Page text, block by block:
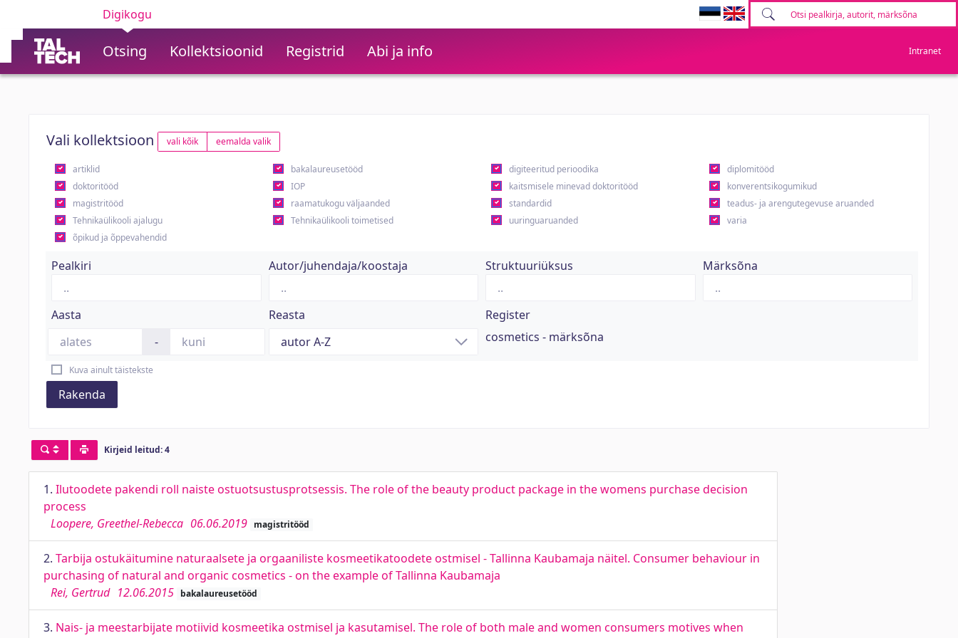
Digikogu
Otsing Kollektsioonid Registrid Abi ja info Intranet
Vali kollektsioon vali kõik eemalda valik
artiklid bakalaureusetööd digiteeritud perioodika
diplomitööd
doktoritööd
IOP kaitsmisele minevad doktoritööd
konverentsikogumikud
magistritööd
raamatukogu väljaanded standardid
teadus- ja arengutegevuse aruanded
Tehnikaülikooli ajalugu
Tehnikaülikooli toimetised uuringuaruanded
varia
õpikud ja õppevahendid
Pealkiri Autor/juhendaja/koostaja Struktuuriüksus Märksõna
Aasta
-
Reasta
Register
cosmetics - märksõna
Kuva ainult täistekste
Rakenda
Kirjeid leitud: 4
1. Ilutoodete pakendi roll naiste ostuotsustusprotsessis. The role of the beauty product package in the womens purchase decision
process
Loopere, Greethel-Rebecca 06.06.2019 magistritööd
2. Tarbija ostukäitumine naturaalsete ja orgaaniliste kosmeetikatoodete ostmisel - Tallinna Kaubamaja näitel. Consumer behaviour in
purchasing of natural and organic cosmetics - on the example of Tallinna Kaubamaja
Rei, Gertrud 12.06.2015 bakalaureusetööd
3. Nais- ja meestarbijate motiivid kosmeetika ostmisel ja kasutamisel. The role of both male and women consumers motives when